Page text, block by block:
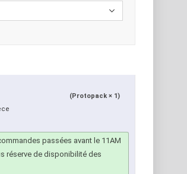
(Protopack × 1)
passées avant le 11AM
réserve de disponibilité des